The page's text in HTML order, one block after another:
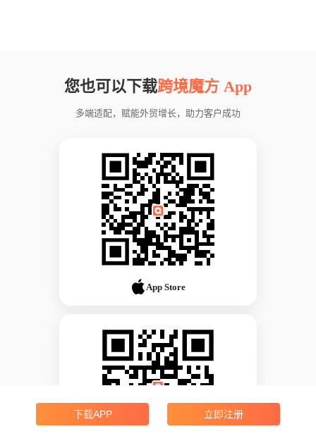
您也可以下载跨境魔方 App
多端适配，赋能外贸增长，助力客户成功
App Store
下载APP 立即注册